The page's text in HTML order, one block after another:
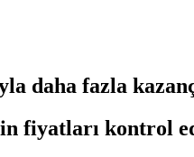
daha fazla
fiyatları kontrol